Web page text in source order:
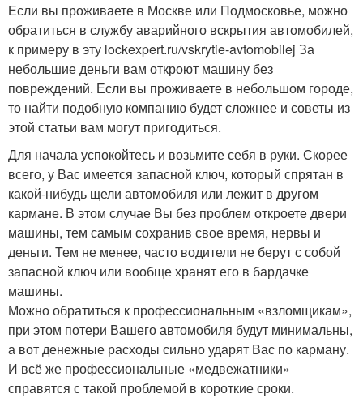
Если вы проживаете в Москве или Подмосковье, можно
обратиться в службу аварийного вскрытия автомобилей,
к примеру в эту lockexpert.ru/vskrytie-avtomobilej За
небольшие деньги вам откроют машину без
повреждений. Если вы проживаете в небольшом городе,
то найти подобную компанию будет сложнее и советы из
этой статьи вам могут пригодиться.
Для начала успокойтесь и возьмите себя в руки. Скорее
всего, у Вас имеется запасной ключ, который спрятан в
какой-нибудь щели автомобиля или лежит в другом
кармане. В этом случае Вы без проблем откроете двери
машины, тем самым сохранив свое время, нервы и
деньги. Тем не менее, часто водители не берут с собой
запасной ключ или вообще хранят его в бардачке
машины.
Можно обратиться к профессиональным «взломщикам»,
при этом потери Вашего автомобиля будут минимальны,
а вот денежные расходы сильно ударят Вас по карману.
И всё же профессиональные «медвежатники»
справятся с такой проблемой в короткие сроки.